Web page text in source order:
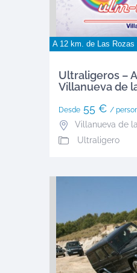
A 12 km. de Las Rozas
Ultraligeros –
Villanueva de
Desde55 € /
Villanueva de
Ultraligero